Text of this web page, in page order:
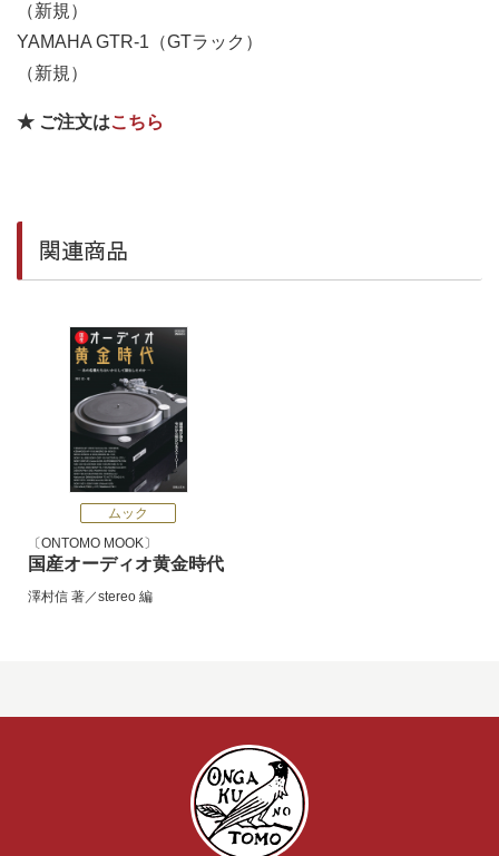
（新規）
YAMAHA GTR-1（GTラック）
（新規）
★ ご注文はこちら
関連商品
ムック
ONTOMO MOOK
国産オーディオ黄金時代
澤村信 著／stereo 編